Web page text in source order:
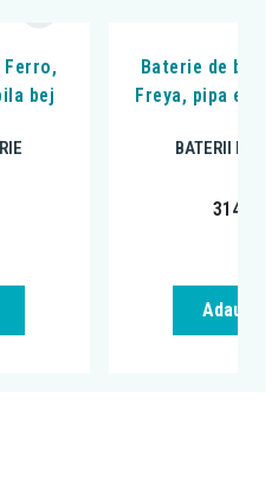
Ferro,
bej
Baterie de
Freya, pipa
BATERII DE
314,99
Adauga